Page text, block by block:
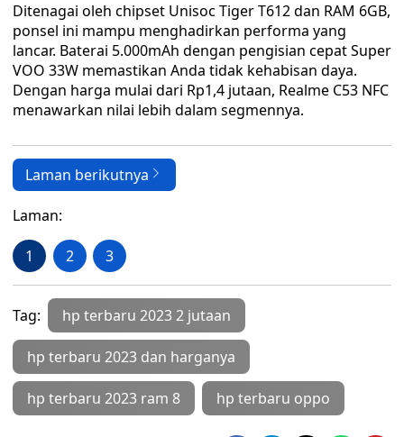
Ditenagai oleh chipset Unisoc Tiger T612 dan RAM 6GB,
ponsel ini mampu menghadirkan performa yang
lancar. Baterai 5.000mAh dengan pengisian cepat Super
VOO 33W memastikan Anda tidak kehabisan daya.
Dengan harga mulai dari Rp1,4 jutaan, Realme C53 NFC
menawarkan nilai lebih dalam segmennya.
Laman berikutnya
Laman:
1 2 3
Tag: hp terbaru 2023 2 jutaan
hp terbaru 2023 dan harganya
hp terbaru 2023 ram 8 hp terbaru oppo